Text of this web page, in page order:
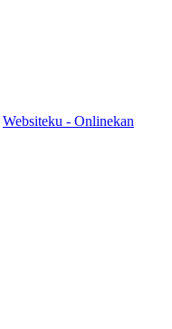
Websiteku - Onlinekan